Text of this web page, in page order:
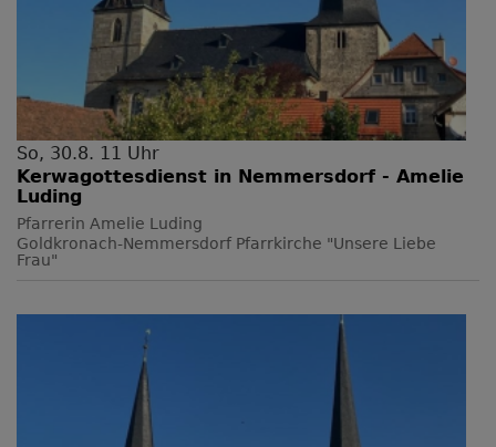
So, 30.8. 11 Uhr
Kerwagottesdienst in Nemmersdorf - Amelie
Luding
Pfarrerin Amelie Luding
Goldkronach-Nemmersdorf Pfarrkirche "Unsere Liebe
Frau"